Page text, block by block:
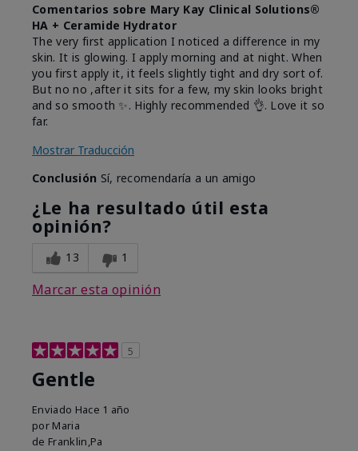
Comentarios sobre Mary Kay Clinical Solutions®
HA + Ceramide Hydrator
The very first application I noticed a difference in my
skin. It is glowing. I apply morning and at night. When
you first apply it, it feels slightly tight and dry sort of.
But no no ,after it sits for a few, my skin looks bright
and so smooth ✨️. Highly recommended 👌. Love it so
far.
Mostrar Traducción
Conclusión Sí, recomendaría a un amigo
¿Le ha resultado útil esta
opinión?
13 1
Marcar esta opinión
5
Gentle
Enviado Hace 1 año
por Maria
de Franklin,Pa